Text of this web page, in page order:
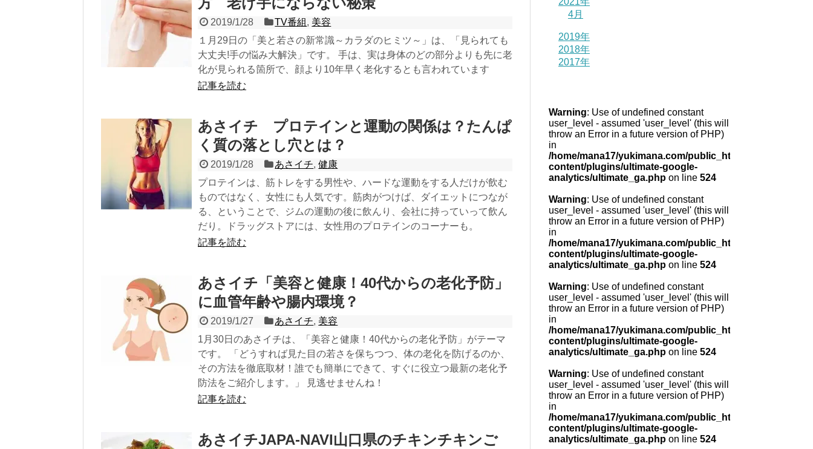
2019/1/28 TV番組, 美容
１月29日の「美と若さの新常識～カラダのヒミツ～」は、「見られても
大丈夫!手の悩み大解決」です。 手は、実は身体のどの部分よりも先に老
化が見られる箇所で、顔より10年早く老化するとも言われています
記事を読む
あさイチ プロテインと運動の関係は？たんぱ
く質の落とし穴とは？
2019/1/28 あさイチ,健康
プロテインは、筋トレをする男性や、ハードな運動をする人だけが飲む
ものではなく、女性にも人気です。筋肉がつけば、ダイエットにつなが
る、ということで、ジムの運動の後に飲んり、会社に持っていって飲ん
だり。ドラッグストアには、女性用のプロテインのコーナーも。
記事を読む
あさイチ「美容と健康！40代からの老化予防」
に血管年齢や腸内環境？
2019/1/27 あさイチ, 美容
1月30日のあさイチは、「美容と健康！40代からの老化予防」がテーマ
です。 「どうすれば見た目の若さを保ちつつ、体の老化を防げるのか、
その方法を徹底取材！誰でも簡単にできて、すぐに役立つ最新の老化予
防法をご紹介します。」 見逃せませんね！
記事を読む
あさイチJAPA-NAVI山口県のチキンチキンご
4月
2019年
2018年
2017年
Warning: Use of undefined constant
user_level - assumed 'user_level' (this will
throw an Error in a future version of PHP)
in
/home/mana17/yukimana.com/public_html/wp-
content/plugins/ultimate-google-
analytics/ultimate_ga.php on line 524
Warning: Use of undefined constant
user_level - assumed 'user_level' (this will
throw an Error in a future version of PHP)
in
/home/mana17/yukimana.com/public_html/wp-
content/plugins/ultimate-google-
analytics/ultimate_ga.php on line 524
Warning: Use of undefined constant
user_level - assumed 'user_level' (this will
throw an Error in a future version of PHP)
in
/home/mana17/yukimana.com/public_html/wp-
content/plugins/ultimate-google-
analytics/ultimate_ga.php on line 524
Warning: Use of undefined constant
user_level - assumed 'user_level' (this will
throw an Error in a future version of PHP)
in
/home/mana17/yukimana.com/public_html/wp-
content/plugins/ultimate-google-
analytics/ultimate_ga.php on line 524